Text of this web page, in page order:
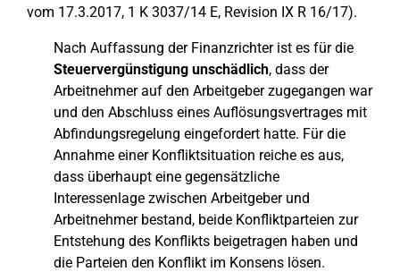
vom 17.3.2017, 1 K 3037/14 E, Revision IX R 16/17).
Nach Auffassung der Finanzrichter ist es für die
Steuervergünstigung unschädlich, dass der
Arbeitnehmer auf den Arbeitgeber zugegangen war
und den Abschluss eines Auflösungsvertrages mit
Abfindungsregelung eingefordert hatte. Für die
Annahme einer Konfliktsituation reiche es aus,
dass überhaupt eine gegensätzliche
Interessenlage zwischen Arbeitgeber und
Arbeitnehmer bestand, beide Konfliktparteien zur
Entstehung des Konflikts beigetragen haben und
die Parteien den Konflikt im Konsens lösen.